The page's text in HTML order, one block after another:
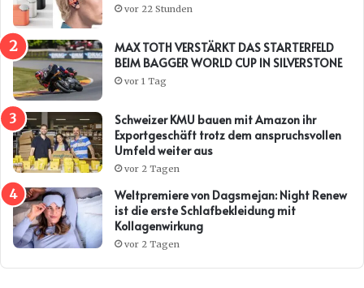
vor 22 Stunden
MAX TOTH VERSTÄRKT DAS STARTERFELD
BEIM BAGGER WORLD CUP IN SILVERSTONE
vor 1 Tag
Schweizer KMU bauen mit Amazon ihr
Exportgeschäft trotz dem anspruchsvollen
Umfeld weiter aus
vor 2 Tagen
Weltpremiere von Dagsmejan: Night Renew
ist die erste Schlafbekleidung mit
Kollagenwirkung
vor 2 Tagen